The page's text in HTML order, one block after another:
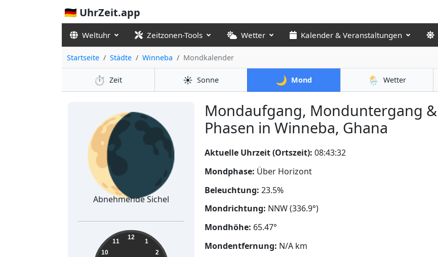
🇩🇪 UhrZeit.app
Weltuhr Zeitzonen-Tools Wetter Kalender & Veranstaltungen
Startseite Städte Winneba Mondkalender
⏱️ Zeit ☀️ Sonne 🌙 Mond 🌦️ Wetter
Mondaufgang, Monduntergang &
Phasen in Winneba, Ghana
🌘
Abnehmende Sichel
08:43:34 12
1
2
10
11
Aktuelle Uhrzeit (Ortszeit): 08:43:34
Mondphase: Über Horizont
Beleuchtung: 23.5%
Mondrichtung: NNW (336.9°)
Mondhöhe: 65.47°
Mondentfernung: N/A km